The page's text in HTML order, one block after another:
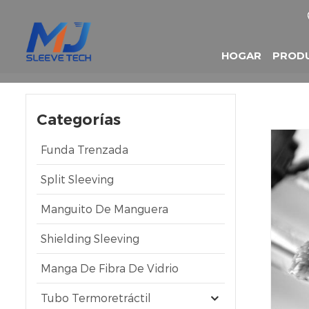
HOGAR
Categorías
Funda Trenzada
Split Sleeving
Manguito De Manguera
Shielding Sleeving
Manga De Fibra De Vidrio
Tubo Termoretráctil